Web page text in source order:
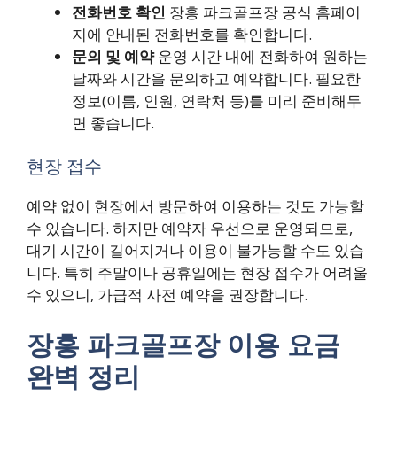
전화번호 확인 장흥 파크골프장 공식 홈페이
지에 안내된 전화번호를 확인합니다.
문의 및 예약운영 시간 내에 전화하여 원하는
날짜와 시간을 문의하고 예약합니다. 필요한
정보(이름, 인원, 연락처 등)를 미리 준비해두
면 좋습니다.
현장 접수
예약 없이 현장에서 방문하여 이용하는 것도 가능할
수 있습니다. 하지만 예약자 우선으로 운영되므로,
대기 시간이 길어지거나 이용이 불가능할 수도 있습
니다. 특히 주말이나 공휴일에는 현장 접수가 어려울
수 있으니, 가급적 사전 예약을 권장합니다.
장흥 파크골프장 이용 요금
완벽 정리